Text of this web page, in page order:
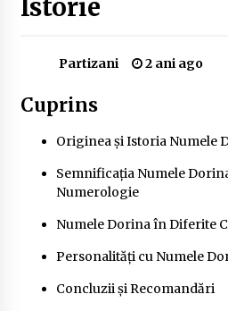
în România (2024)
2 ani ago
Cum să alegi firul de pescuit perfect
crap: Ghid complet pentru pescari
2 ani ago
Uloga lokalne
Istorie
Partizani 2 ani ago
Cuprins
Originea și Istoria Numele
Semnificația Numele
Numerologie
Numele Dorina în Diferite
Personalități cu Numele
Concluzii și Recomandări